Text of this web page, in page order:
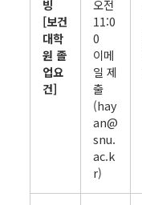
빙
[보건
대학
원 졸
업요
건]
오전
11:0
0
이메
일 제
출
(hay
an@
snu.
ac.k
r)